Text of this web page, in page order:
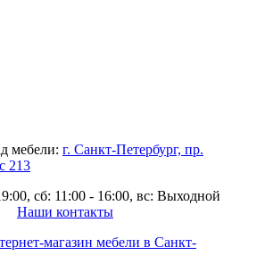
мебели: г. Санкт-Петербург, пр.
213
сб: 11:00 - 16:00, вс: Выходной
Наши контакты